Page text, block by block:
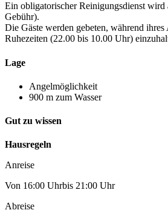
Ein obligatorischer Reinigungsdienst wird
Gebühr).
Die Gäste werden gebeten, während
Ruhezeiten (22.00 bis 10.00 Uhr)
Lage
Angelmöglichkeit
900 m zum Wasser
Gut zu wissen
Hausregeln
Anreise
Von 16:00 Uhrbis 21:00 Uhr
Abreise